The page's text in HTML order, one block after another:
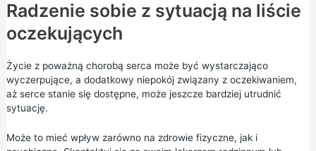
Radzenie sobie z sytuacją na liście
oczekujących
Życie z poważną chorobą serca może być wystarczająco
wyczerpujące, a dodatkowy niepokój związany z oczekiwaniem,
aż serce stanie się dostępne, może jeszcze bardziej utrudnić
sytuację.
Może to mieć wpływ zarówno na zdrowie fizyczne, jak i